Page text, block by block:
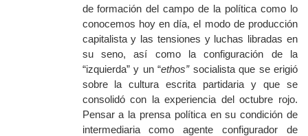
de formación del campo de la política como lo
conocemos hoy en día, el modo de producción
capitalista y las tensiones y luchas libradas en
su seno, así como la configuración de la
“izquierda” y un “ethos”socialista que se erigió
sobre la cultura escrita partidaria y que se
consolidó con la experiencia del octubre rojo.
Pensar a la prensa política en su condición de
intermediaria como agente configurador de